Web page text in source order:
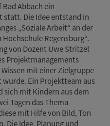
Abbach ein
statt. Die Idee entstand in
„Soziale Arbeit“ an der
Regensburg“.
von Dozent Uwe Stritzel
Projektmanagements
mit einer Zielgruppe
Ein Projektteam aus
sich mit Kindern aus dem
Tagen das Thema
mit Hilfe von Bild, Ton
Die Idee, Planung und